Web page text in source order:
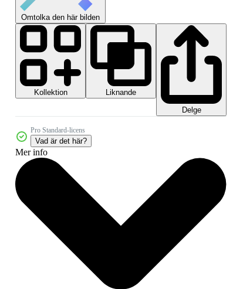
Omtolka den här bilden
Kollektion
Liknande
Delge
Pro Standard-licens
Vad är det här?
Mer info